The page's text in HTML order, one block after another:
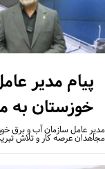
پیام مدیر
خوزستان به
عامل سازمان آب و برق
عرصه کار و تلاش